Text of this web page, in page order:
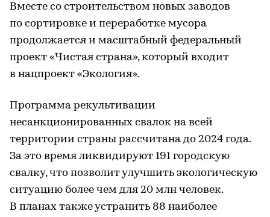
Вместе со строительством новых заводов
по сортировке и переработке мусора
продолжается и масштабный федеральный
проект «Чистая страна», который входит
в нацпроект «Экология».
Программа рекультивации
несанкционированных свалок на всей
территории страны рассчитана до 2024 года.
За это время ликвидируют 191 городскую
свалку, что позволит улучшить экологическую
ситуацию более чем для 20 млн человек.
В планах также устранить 88 наиболее